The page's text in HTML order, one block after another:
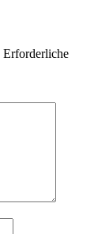
Erforderliche